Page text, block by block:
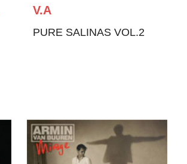
V.A
PURE SALINAS VOL.2